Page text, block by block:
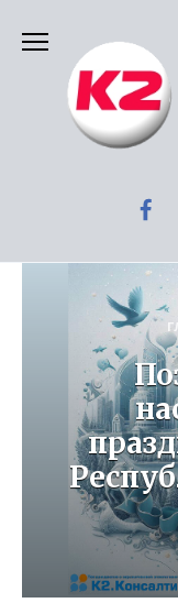
содержанию